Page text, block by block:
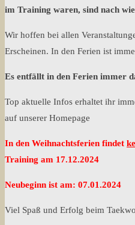
im Training waren, sind nach
Wir hoffen bei allen
Erscheinen. In den Ferien ist
Es entfällt in den Ferien immer
Top aktuelle Infos erhaltet ihr
auf unserer Homepage
In den Weihnachtsferien findet
Training am 17.12.2024
Neubeginn ist am: 07.01.2024
Viel Spaß und Erfolg beim